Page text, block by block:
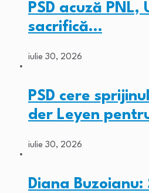
PSD acuză PNL,
sacrifică…
iulie 30, 2026
PSD cere
der Leyen
iulie 30, 2026
Diana Buzoianu: